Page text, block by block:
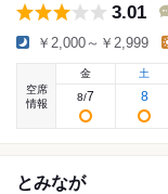
3.01
￥2,000～￥2,999
空席
情報
金
8/7
土
8
とみなが